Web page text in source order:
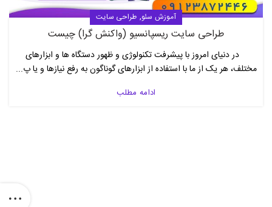
آموزش سئو, طراحی سایت
طراحی سایت ریسپانسیو (واکنش گرا) چیست
در دنیای امروز با پیشرفت تکنولوژی و ظهور دستگاه ها و ابزارهای
مختلف، هر یک از ما با استفاده از ابزارهای گوناگون به رفع نیازها و یا پ...
ادامه مطلب